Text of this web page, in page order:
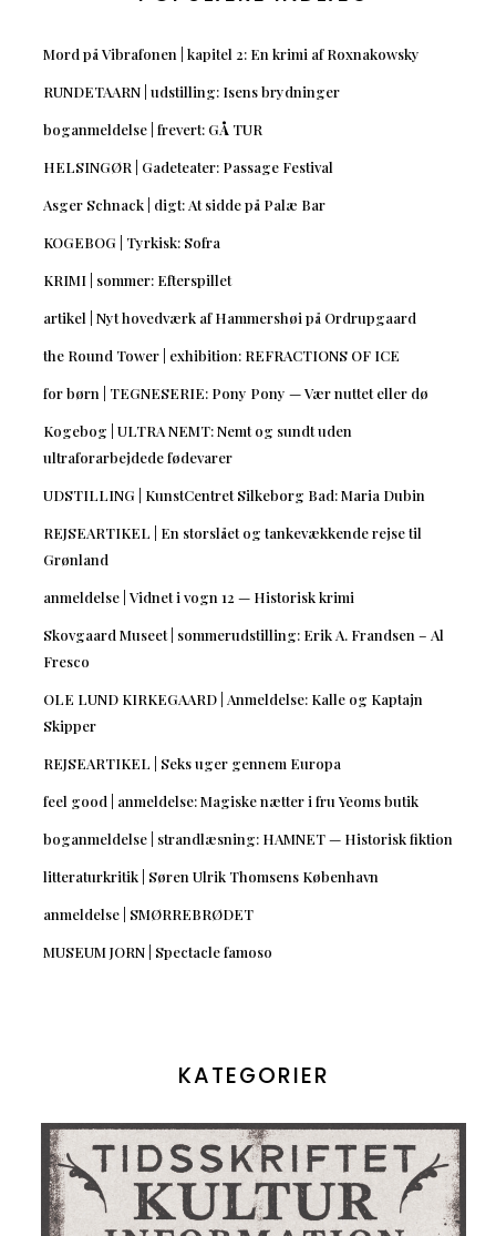
Mord på Vibrafonen | kapitel 2: En krimi af Roxnakowsky
RUNDETAARN | udstilling: Isens brydninger
boganmeldelse | frevert: GÅ TUR
HELSINGØR | Gadeteater: Passage Festival
Asger Schnack | digt: At sidde på Palæ Bar
KOGEBOG | Tyrkisk: Sofra
KRIMI | sommer: Efterspillet
artikel | Nyt hovedværk af Hammershøi på Ordrupgaard
the Round Tower | exhibition: REFRACTIONS OF ICE
for børn | TEGNESERIE: Pony Pony — Vær nuttet eller dø
Kogebog | ULTRA NEMT: Nemt og sundt uden
ultraforarbejdede fødevarer
UDSTILLING | KunstCentret Silkeborg Bad: Maria Dubin
REJSEARTIKEL | En storslået og tankevækkende rejse til
Grønland
anmeldelse | Vidnet i vogn 12 — Historisk krimi
Skovgaard Museet | sommerudstilling: Erik A. Frandsen – Al
Fresco
OLE LUND KIRKEGAARD | Anmeldelse: Kalle og Kaptajn
Skipper
REJSEARTIKEL | Seks uger gennem Europa
feel good | anmeldelse: Magiske nætter i fru Yeoms butik
boganmeldelse | strandlæsning: HAMNET — Historisk fiktion
litteraturkritik | Søren Ulrik Thomsens København
anmeldelse | SMØRREBRØDET
MUSEUM JORN | Spectacle famoso
KATEGORIER